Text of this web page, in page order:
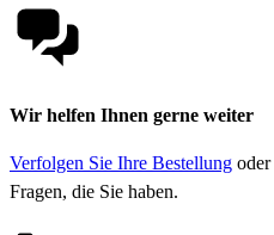
Wir helfen Ihnen gerne weiter
Verfolgen Sie Ihre Bestellung oder
Fragen, die Sie haben.